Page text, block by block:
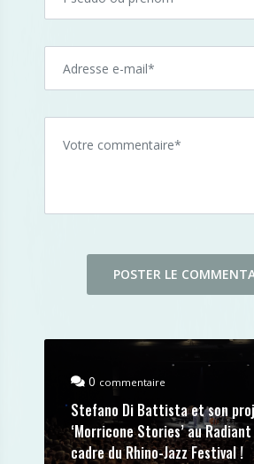
0 commentaire
Stefano Di Battista et son
‘Morricone Stories’ au
cadre du Rhino-Jazz Festival !